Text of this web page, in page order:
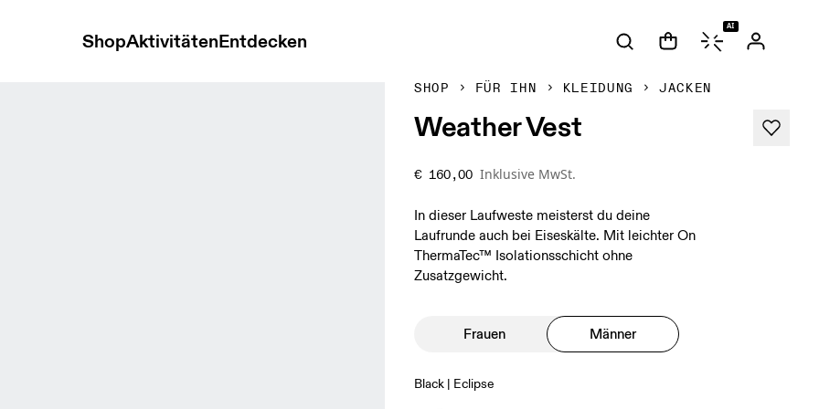
ShopAktivitätenEntdecken
AI
SHOP FÜR IHN KLEIDUNG JACKEN
Weather Vest
€ 160,00 Inklusive MwSt.
In dieser Laufweste meisterst du deine
Laufrunde auch bei Eiseskälte. Mit leichter On
ThermaTec™ Isolationsschicht ohne
Zusatzgewicht.
Frauen Männer
Black | Eclipse